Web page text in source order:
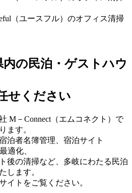
内の民泊・ゲストハウ
せください
M－Connect（エムコネクト）で
ます。
泊者名簿管理、宿泊サイト
適化、
後の清掃など、多岐にわたる民泊
します。
イトをご覧ください。